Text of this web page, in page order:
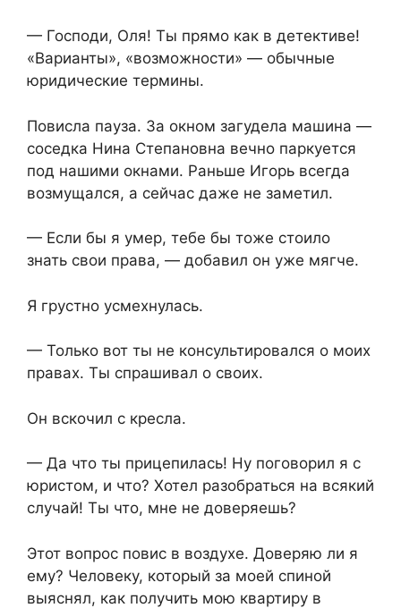
— Господи, Оля! Ты прямо как в детективе!
«Варианты», «возможности» — обычные
юридические термины.
Повисла пауза. За окном загудела машина —
соседка Нина Степановна вечно паркуется
под нашими окнами. Раньше Игорь всегда
возмущался, а сейчас даже не заметил.
— Если бы я умер, тебе бы тоже стоило
знать свои права, — добавил он уже мягче.
Я грустно усмехнулась.
— Только вот ты не консультировался о моих
правах. Ты спрашивал о своих.
Он вскочил с кресла.
— Да что ты прицепилась! Ну поговорил я с
юристом, и что? Хотел разобраться на всякий
случай! Ты что, мне не доверяешь?
Этот вопрос повис в воздухе. Доверяю ли я
ему? Человеку, который за моей спиной
выяснял, как получить мою квартиру в